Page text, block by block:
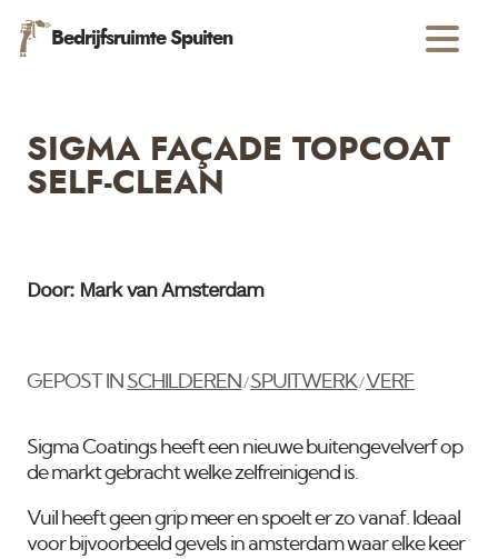
Bedrijfsruimte Spuiten
SIGMA FAÇADE TOPCOAT
SELF-CLEAN
Door: Mark van Amsterdam
GEPOST IN SCHILDEREN /SPUITWERK/VERF
Sigma Coatings heeft een nieuwe buitengevelverf op
de markt gebracht welke zelfreinigend is.
Vuil heeft geen grip meer en spoelt er zo vanaf. Ideaal
voor bijvoorbeeld gevels in amsterdam waar elke keer